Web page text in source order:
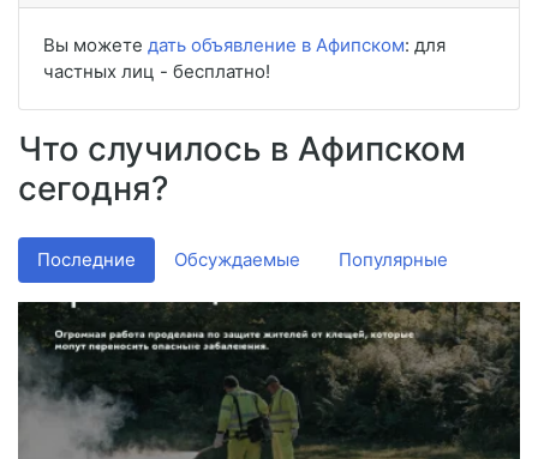
Вы можете дать объявление в Афипском: для
частных лиц - бесплатно!
Что случилось в Афипском
сегодня?
Последние Обсуждаемые Популярные